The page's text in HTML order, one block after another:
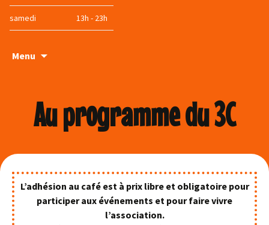
samedi 13h - 23h
Menu
Au programme du 3C
L’adhésion au café est à prix libre et obligatoire pour
participer aux événements et pour faire vivre
l’association.